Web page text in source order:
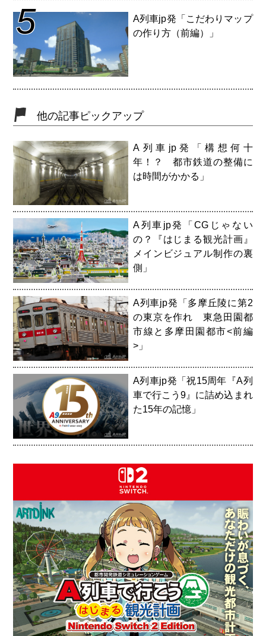
5
A列車jp発「こだわりマップ
の作り方（前編）」
他の記事ピックアップ
A列車jp発「構想何十
年！？ 都市鉄道の整備に
は時間がかかる」
A列車jp発「CGじゃない
の？『はじまる観光計画』
メインビジュアル制作の裏
側」
A列車jp発「多摩丘陵に第2
の東京を作れ 東急田園都
市線と多摩田園都市<前編
>」
A列車jp発「祝15周年『A列
車で行こう9』に詰め込まれ
た15年の記憶」